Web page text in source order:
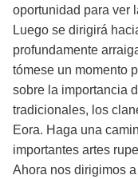
oportunidad para ver
Luego se dirigirá
profundamente
tómese un momento
sobre la importancia
tradicionales, los
Eora. Haga una
importantes artes
Ahora nos dirigimos